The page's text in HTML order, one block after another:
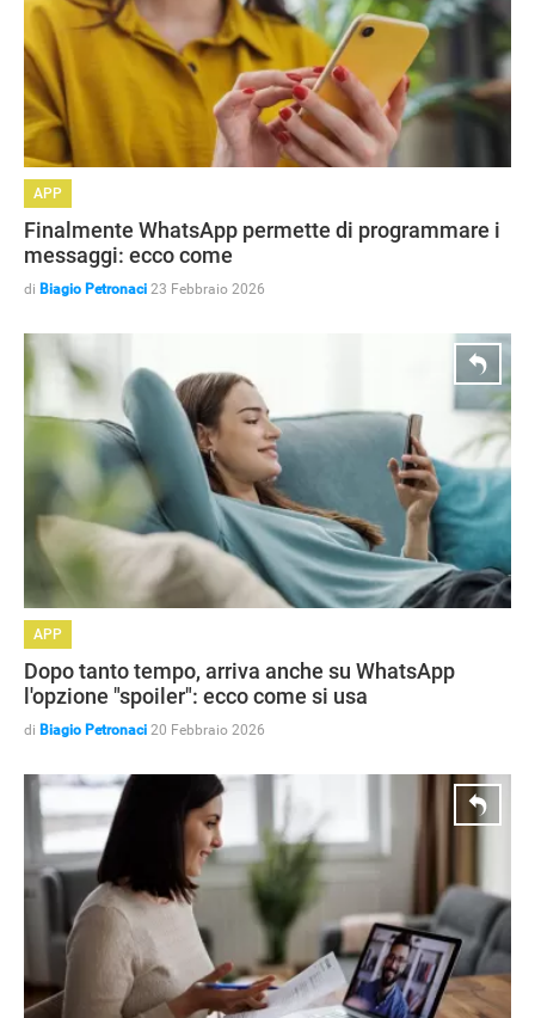
APP
Finalmente WhatsApp permette di programmare i
messaggi: ecco come
di Biagio Petronaci 23 Febbraio 2026
APP
Dopo tanto tempo, arriva anche su WhatsApp
l'opzione "spoiler": ecco come si usa
di Biagio Petronaci 20 Febbraio 2026